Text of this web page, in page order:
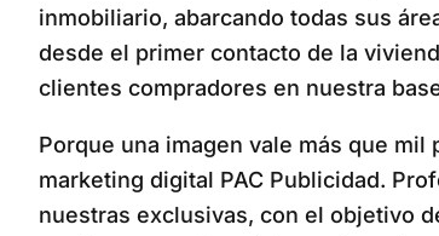
inmobiliario, abarcando todas sus
desde el primer contacto de la
clientes compradores en nuestra
Porque una imagen vale más que
marketing digital PAC Publicidad.
nuestras exclusivas, con el objetivo